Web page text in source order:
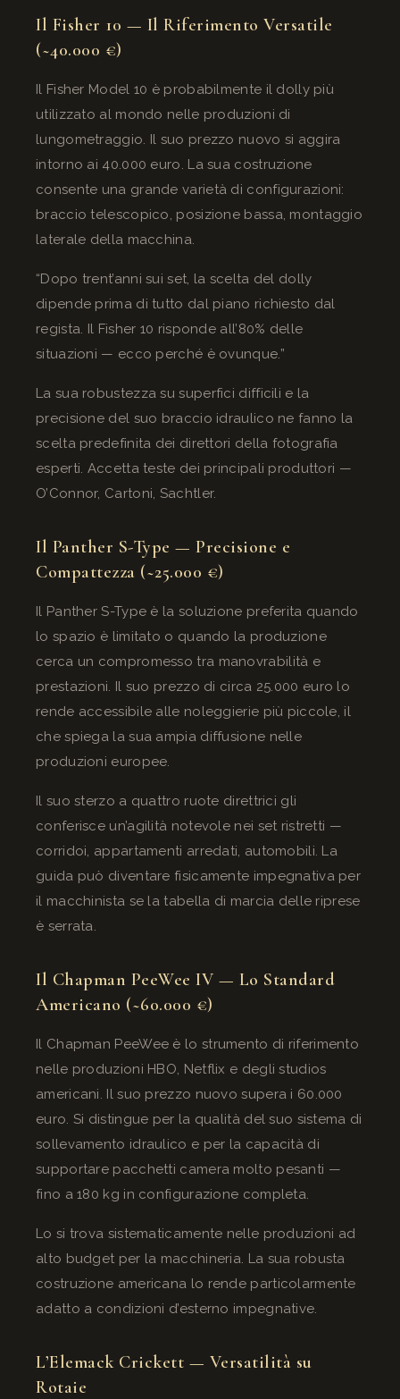
Il Fisher 10 — Il Riferimento Versatile
(~40.000 €)
Il Fisher Model 10 è probabilmente il dolly più
utilizzato al mondo nelle produzioni di
lungometraggio. Il suo prezzo nuovo si aggira
intorno ai 40.000 euro. La sua costruzione
consente una grande varietà di configurazioni:
braccio telescopico, posizione bassa, montaggio
laterale della macchina.
“Dopo trent’anni sui set, la scelta del dolly
dipende prima di tutto dal piano richiesto dal
regista. Il Fisher 10 risponde all’80% delle
situazioni — ecco perché è ovunque.”
La sua robustezza su superfici difficili e la
precisione del suo braccio idraulico ne fanno la
scelta predefinita dei direttori della fotografia
esperti. Accetta teste dei principali produttori —
O’Connor, Cartoni, Sachtler.
Il Panther S-Type — Precisione e
Compattezza (~25.000 €)
Il Panther S-Type è la soluzione preferita quando
lo spazio è limitato o quando la produzione
cerca un compromesso tra manovrabilità e
prestazioni. Il suo prezzo di circa 25.000 euro lo
rende accessibile alle noleggierie più piccole, il
che spiega la sua ampia diffusione nelle
produzioni europee.
Il suo sterzo a quattro ruote direttrici gli
conferisce un’agilità notevole nei set ristretti —
corridoi, appartamenti arredati, automobili. La
guida può diventare fisicamente impegnativa per
il macchinista se la tabella di marcia delle riprese
è serrata.
Il Chapman PeeWee IV — Lo Standard
Americano (~60.000 €)
Il Chapman PeeWee è lo strumento di riferimento
nelle produzioni HBO, Netflix e degli studios
americani. Il suo prezzo nuovo supera i 60.000
euro. Si distingue per la qualità del suo sistema di
sollevamento idraulico e per la capacità di
supportare pacchetti camera molto pesanti —
fino a 180 kg in configurazione completa.
Lo si trova sistematicamente nelle produzioni ad
alto budget per la macchineria. La sua robusta
costruzione americana lo rende particolarmente
adatto a condizioni d’esterno impegnative.
L’Elemack Crickett — Versatilità su
Rotaie